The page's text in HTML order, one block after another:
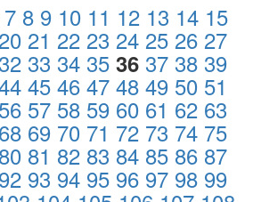
7 8 9 10 11 12 13 14 15
21 22 23 24 25 26 27
32 33 34 35 36 37 38 39
45 46 47 48 49 50 51
56 57 58 59 60 61 62 63
68 69 70 71 72 73 74 75
80 81 82 83 84 85 86 87
92 93 94 95 96 97 98 99